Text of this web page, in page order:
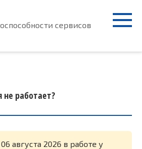
сервисов
не работает?
августа 2026 в работе у